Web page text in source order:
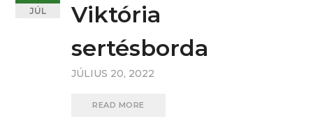
JÚL
Viktória
sertésborda
JÚLIUS 20, 2022
READ MORE